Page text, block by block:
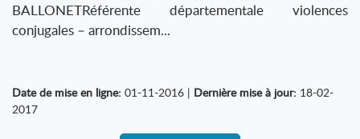
BALLONETRéférente départementale violences
conjugales – arrondissem...
Date de mise en ligne: 01-11-2016 | Dernière mise à jour: 18-02-
2017